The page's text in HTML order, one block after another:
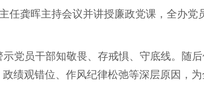
任龚晖主持会议并讲授廉政党课，全办党
党员干部知敬畏、存戒惧、守底线。随
绩观错位、作风纪律松弛等深层原因，